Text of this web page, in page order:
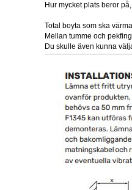
Hur mycket plats beror
Total boyta som ska
Mellan tumme och
Du skulle även kunna